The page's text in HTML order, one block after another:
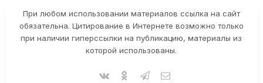
При любом использовании материалов ссылка на сайт
обязательна. Цитирование в Интернете возможно только
при наличии гиперссылки на публикацию, материалы из
которой использованы.